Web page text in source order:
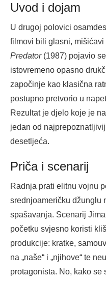
Uvod i dojam
U drugoj polovici
filmovi bili glasni,
Predator(1987) pojavio
istovremeno opasno
započinje kao klasična
postupno pretvorio u
Rezultat je djelo koje je
jedan od
desetljeća.
Priča i scenarij
Radnja prati elitnu vojnu
srednjoameričku džunglu
spašavanja. Scenarij
početku svjesno koristi
produkcije: kratke,
na „naše“ i „njihove“ te
protagonista. No, kako